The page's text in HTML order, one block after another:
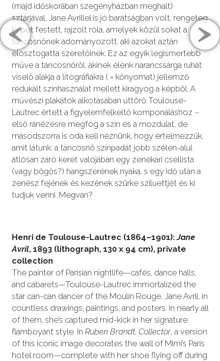
(majd időskorában szegényházban meghalt)
sztárjával, Jane Avrillel is jó barátságban volt, rengeteg
képet festett, rajzolt róla, amelyek közül sokat a
táncosnőnek adományozott, aki azokat aztán
elosztogatta szeretőinek. Ez az egyik legismertebb
műve a táncosnőről, akinek élénk narancssárga ruhát
viselő alakja a litográfiákra ( = kőnyomat) jellemző
redukált színhasználat mellett kiragyog a képből. A
művészi plakátok alkotásában úttörő Toulouse-
Lautrec értett a figyelemfelkeltő komponáláshoz –
első ránézésre megfog a szín és a mozdulat, de
másodszorra is oda kell néznünk, hogy értelmezzük,
amit látunk: a táncosnő színpadát jobb szélen-alul
átlósan záró keret valójában egy zenekari csellista
(vagy bőgős?) hangszerének nyaka, s egy idő után a
zenész fejének és kezének szürke sziluettjét és ki
tudjuk venni. Megvan?
Henri de Toulouse-Lautrec (1864–1901):Jane
Avril, 1893 (lithograph, 130 x 94 cm), private
collection
The painter of Parisian nightlife—cafés, dance halls,
and cabarets—Toulouse-Lautrec immortalized the
star can-can dancer of the Moulin Rouge, Jane Avril, in
countless drawings, paintings, and posters. In nearly all
of them, she’s captured mid-kick in her signature
flamboyant style. In Ruben Brandt, Collector, a version
of this iconic image decorates the wall of Mimi’s Paris
hotel room—complete with her shoe flying off during